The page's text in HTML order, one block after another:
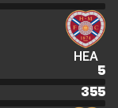
HEA
5
355